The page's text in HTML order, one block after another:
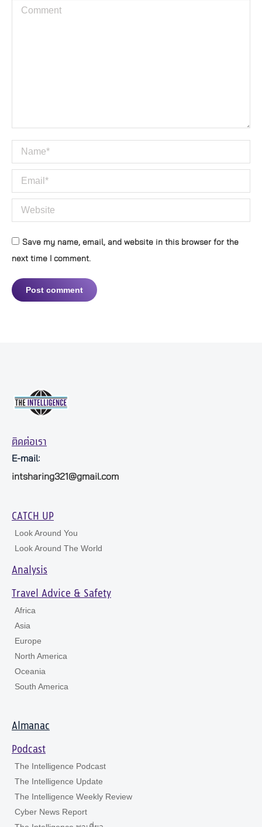
Comment
Name *
Email *
Website
Save my name, email, and website in this browser for the
next time I comment.
Post comment
ติดต่อเรา
E-mail:
intsharing321@gmail.com
CATCH UP
Look Around You
Look Around The World
Analysis
Travel Advice & Safety
Africa
Asia
Europe
North America
Oceania
South America
Almanac
Podcast
The Intelligence Podcast
The Intelligence Update
The Intelligence Weekly Review
Cyber News Report